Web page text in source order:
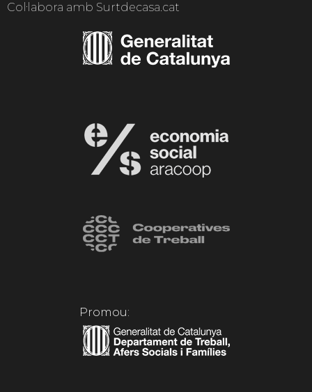
Col·labora amb Surtdecasa.cat
Promou: